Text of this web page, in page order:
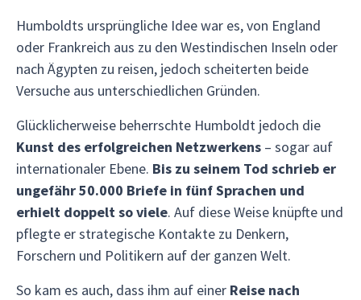
Humboldts ursprüngliche Idee war es, von England
oder Frankreich aus zu den Westindischen Inseln oder
nach Ägypten zu reisen, jedoch scheiterten beide
Versuche aus unterschiedlichen Gründen.
Glücklicherweise beherrschte Humboldt jedoch die
Kunst des erfolgreichen Netzwerkens – sogar auf
internationaler Ebene. Bis zu seinem Tod schrieb er
ungefähr 50.000 Briefe in fünf Sprachen und
erhielt doppelt so viele. Auf diese Weise knüpfte und
pflegte er strategische Kontakte zu Denkern,
Forschern und Politikern auf der ganzen Welt.
So kam es auch, dass ihm auf einer Reise nach